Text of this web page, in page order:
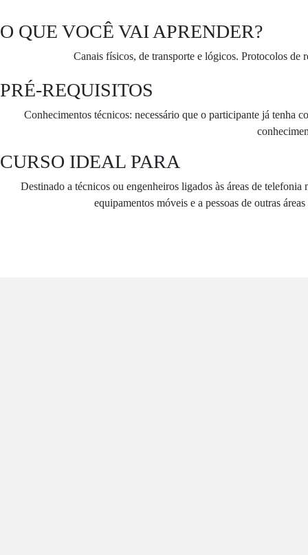
O QUE VOCÊ VAI APRENDER?
Canais físicos, de transporte e lógicos. Protocolos
PRÉ-REQUISITOS
Conhecimentos técnicos: necessário que o participante já
CURSO IDEAL PARA
Destinado a técnicos ou engenheiros ligados às áreas de
equipamentos móveis e a pessoas de outras